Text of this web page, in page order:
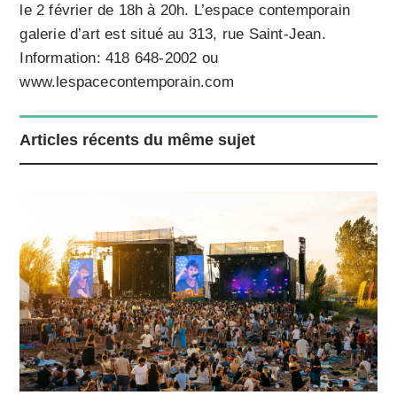
le 2 février de 18h à 20h. L’espace contemporain
galerie d’art est situé au 313, rue Saint-Jean.
Information: 418 648-2002 ou
www.lespacecontemporain.com
Articles récents du même sujet